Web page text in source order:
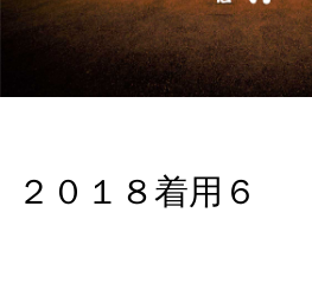
２０１８着用６